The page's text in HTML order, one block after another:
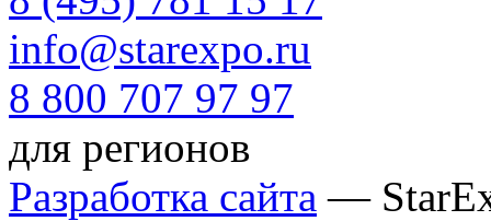
info@starexpo.ru
8 800 707 97 97
для регионов
Разработка сайта —